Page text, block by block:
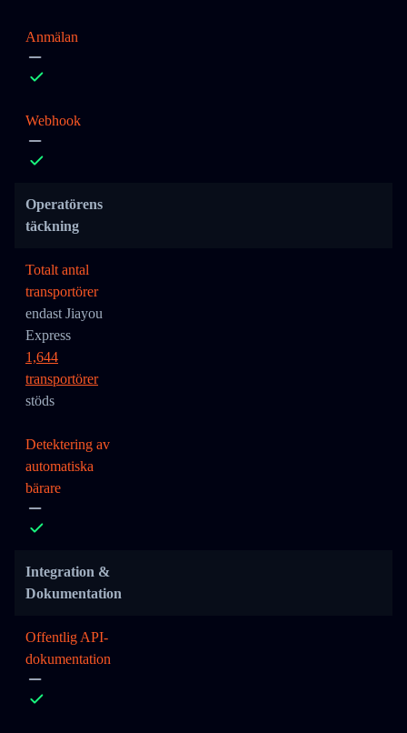
Anmälan
Webhook
Operatörens
täckning
Totalt antal
transportörer
endast Jiayou
Express
1,644
transportörer
stöds
Detektering av
automatiska
bärare
Integration &
Dokumentation
Offentlig API-
dokumentation